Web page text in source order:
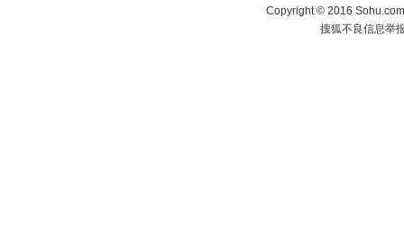
Copyright©2016
搜狐不良信息举